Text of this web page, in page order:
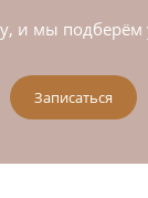
и мы
Записаться